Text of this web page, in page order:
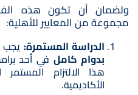
ولضمان أن تكون هذه
مجموعة من المعايير للأهلية:
الدراسة المستمرة:
بدوام كاملفي أحد
هذا الالتزام
الأكاديمية.